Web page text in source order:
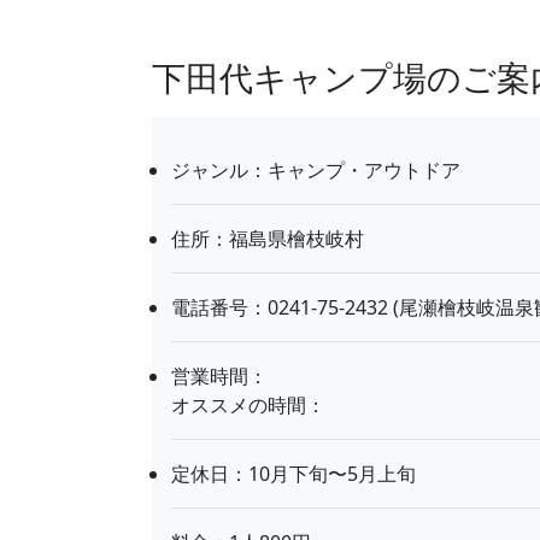
下田代キャンプ場のご案
ジャンル：キャンプ・アウトドア
住所：福島県檜枝岐村
電話番号：0241-75-2432 (尾瀬檜枝岐温
営業時間：
オススメの時間：
定休日：10月下旬〜5月上旬